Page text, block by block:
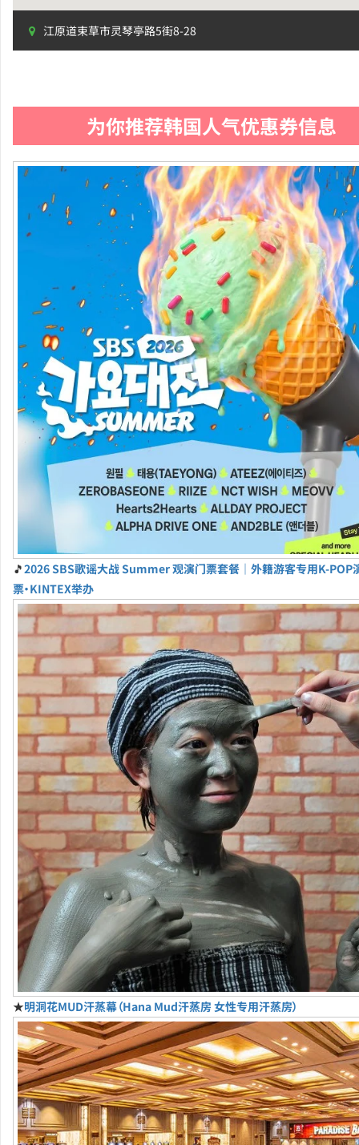
江原道束草市灵琴亭路5街8-28
为你推荐韩国人气优惠券信息
🎵2026 SBS歌谣大战 Summer 观演门票套餐｜外籍游客专用K-POP
票・KINTEX举办
★明洞花MUD汗蒸幕（Hana Mud汗蒸房 女性专用汗蒸房）